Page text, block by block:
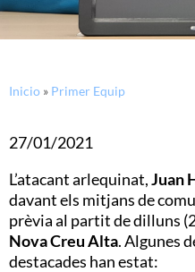
Inicio » Primer Equip
27/01/2021
L’atacant arlequinat,Juan
davant els mitjans de
prèvia al partit de dilluns
Nova Creu Alta. Algunes
destacades han estat: